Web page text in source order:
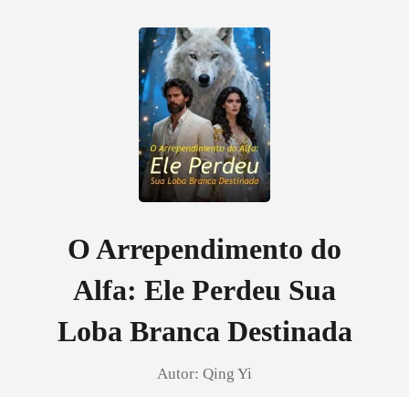
Histórico
Sair
O Arrependimento do
Alfa: Ele Perdeu Sua
Loba Branca Destinada
Autor: Qing Yi